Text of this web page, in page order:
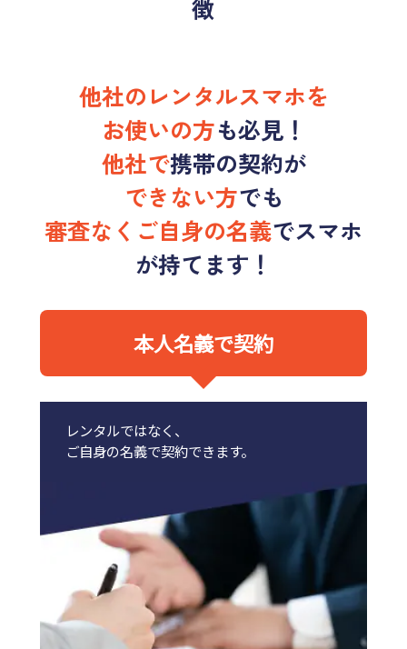
徴
他社のレンタルスマホを
お使いの方も必見！
他社で携帯の契約が
できない方でも
審査なくご自身の名義でスマホ
が持てます！
本人名義で契約
レンタルではなく、
ご自身の名義で契約できます。